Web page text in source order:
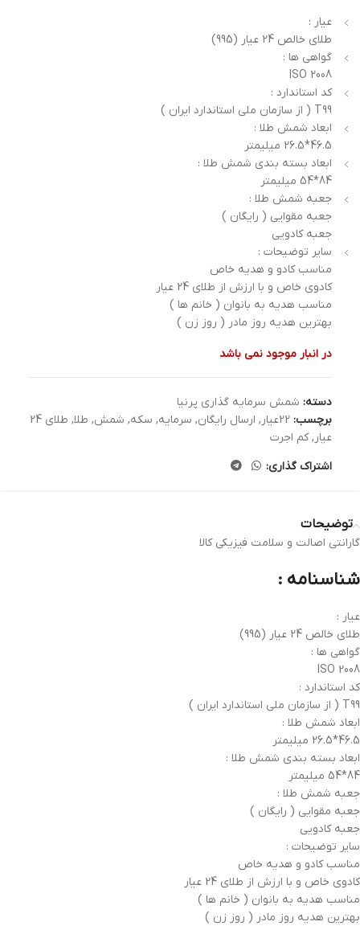
عیار :
طلای خالص 24 عیار (995)
گواهی ها :
ISO 2008
کد استاندارد :
T99 ( از سازمان ملی استاندارد ایران )
ابعاد شمش طلا :
46.5*26.5 میلیمتر
ابعاد بسته بندی شمش طلا :
84*54 میلیمتر
جعبه شمش طلا :
جعبه مقوایی ( رایگان )
جعبه کادویی
سایر توضیحات :
مناسب کادو و هدیه خاص
کادوی خاص و با ارزش از طلای 24 عیار
مناسب هدیه به بانوان ( خانم ها )
بهترین هدیه روز مادر ( روز زن )
در انبار موجود نمی باشد
دسته: شمش سرمایه گذاری پرنیا
برچسب: 22عیار , ارسال رایگان, سرمایه, سکه, شمش, طلا,
طلای 24
عیار, کم اجرت
اشتراک گذاری:
توضیحات
گارانتی اصالت و سلامت فیزیکی کالا
شناسنامه :
عیار :
طلای خالص 24 عیار (995)
گواهی ها :
ISO 2008
کد استاندارد :
T99 ( از سازمان ملی استاندارد ایران )
ابعاد شمش طلا :
46.5*26.5 میلیمتر
ابعاد بسته بندی شمش طلا :
84*54 میلیمتر
جعبه شمش طلا :
جعبه مقوایی ( رایگان )
جعبه کادویی
سایر توضیحات :
مناسب کادو و هدیه خاص
کادوی خاص و با ارزش از طلای 24 عیار
مناسب هدیه به بانوان ( خانم ها )
بهترین هدیه روز مادر ( روز زن )